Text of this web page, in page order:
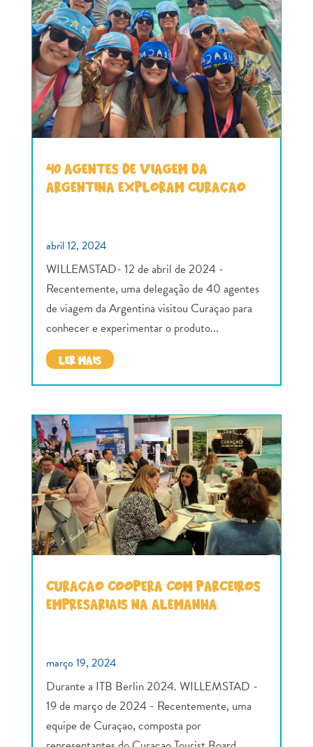
40 AGENTES DE VIAGEM DA
ARGENTINA EXPLORAM CURAÇAO
abril 12, 2024
WILLEMSTAD- 12 de abril de 2024 -
Recentemente, uma delegação de 40 agentes
de viagem da Argentina visitou Curaçao para
conhecer e experimentar o produto...
LER MAIS
CURAÇAO COOPERA COM PARCEIROS
EMPRESARIAIS NA ALEMANHA
março 19, 2024
Durante a ITB Berlin 2024. WILLEMSTAD -
19 de março de 2024 - Recentemente, uma
equipe de Curaçao, composta por